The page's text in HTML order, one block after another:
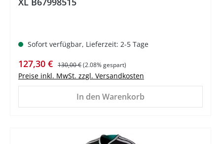
Sofort verfügbar, Lieferzeit: 2-5 Tage
Verkaufspreis:
127,30 € Regulärer Preis:
130,00 €(2.08% gespart)
Preise inkl. MwSt. zzgl. Versandkosten
In den Warenkorb